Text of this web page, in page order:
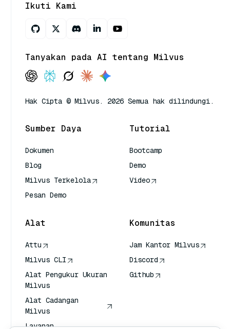
Ikuti Kami
Tanyakan pada AI tentang Milvus
Hak Cipta © Milvus. 2026 Semua hak dilindungi.
Sumber Daya
Dokumen
Blog
Milvus Terkelola
Pesan Demo
Tutorial
Bootcamp
Demo
Video
Alat
Attu
Milvus CLI
Alat Pengukur Ukuran
Milvus
Alat Cadangan
Milvus
Layanan
Komunitas
Jam Kantor Milvus
Discord
Github